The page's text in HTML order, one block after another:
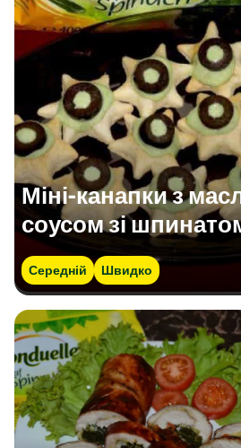
Міні-канапки з
соусом зі
Середній Швидко